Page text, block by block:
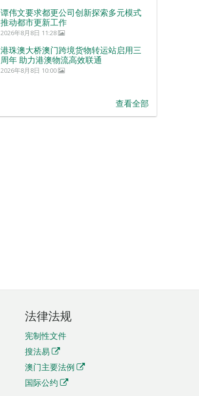
谭伟文要求都更公司创新探索多元模式
推动都市更新工作
2026年8月8日 11:28
港珠澳大桥澳门跨境货物转运站启用三
周年 助力港澳物流高效联通
2026年8月8日 10:00
查看全部
法律法规
宪制性文件
搜法易
澳门主要法例
国际公约